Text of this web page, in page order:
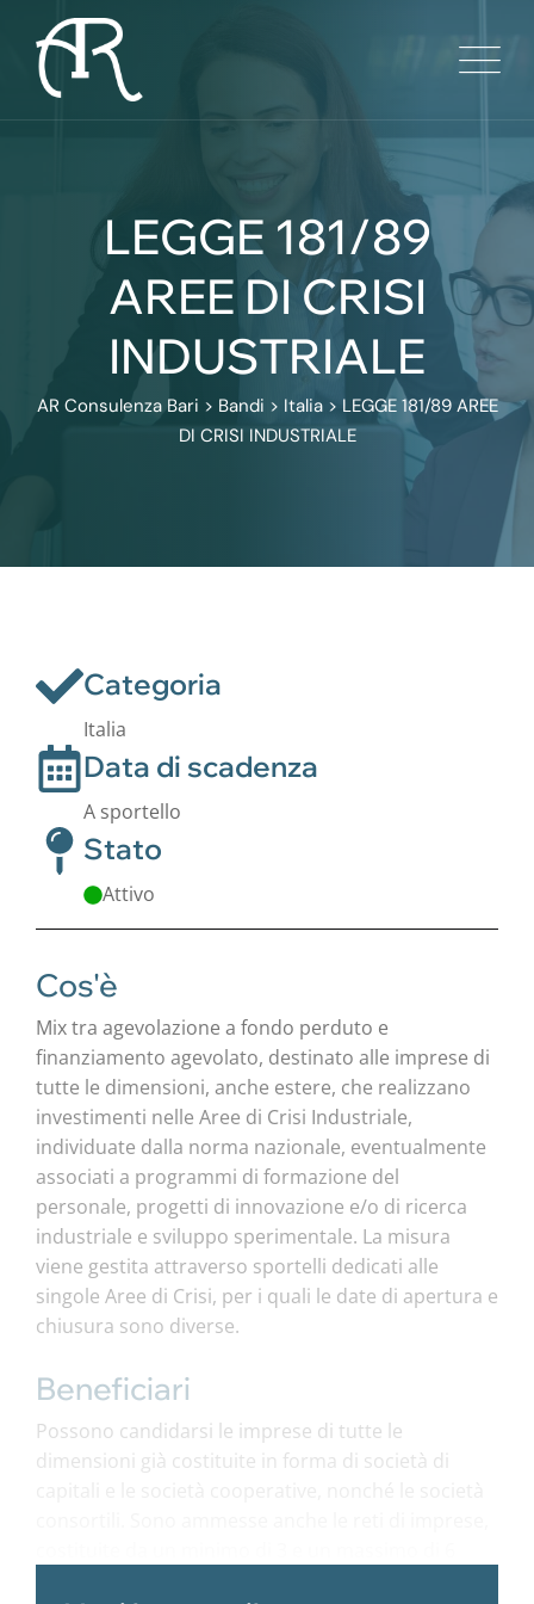
content
LEGGE 181/89
AREE DI CRISI
INDUSTRIALE
AR Consulenza Bari > Bandi > Italia> LEGGE 181/89 AREE
DI CRISI INDUSTRIALE
Categoria
Italia
Data di scadenza
A sportello
Stato
Attivo
Cos'è
Mix tra agevolazione a fondo perduto e
finanziamento agevolato, destinato alle imprese di
tutte le dimensioni, anche estere, che realizzano
investimenti nelle Aree di Crisi Industriale,
individuate dalla norma nazionale, eventualmente
associati a programmi di formazione del
personale, progetti di innovazione e/o di ricerca
industriale e sviluppo sperimentale. La misura
viene gestita attraverso sportelli dedicati alle
singole Aree di Crisi, per i quali le date di apertura e
chiusura sono diverse.
Beneficiari
Possono candidarsi le imprese di tutte le
dimensioni già costituite in forma di società di